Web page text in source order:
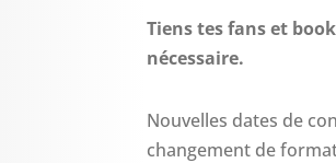
Tiens tes fans et
nécessaire.
Nouvelles dates de
changement de